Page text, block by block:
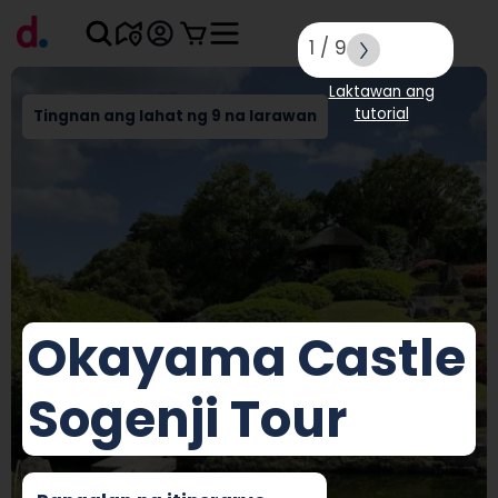
Tingnan ang lahat ng 9 na larawan
Okayama Castle
Sogenji Tour
1 / 9
Laktawan ang
tutorial